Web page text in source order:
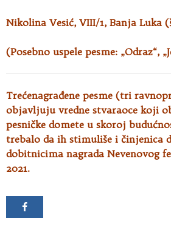
Nikolina Vesić, VIII/1, Banja Luka
(Posebno uspele pesme: „Odraz“,
Trećenagrađene pesme (tri
objavljuju vredne stvaraoce koji
pesničke domete u skoroj
trebalo da ih stimuliše i činjenica
dobitnicima nagrada Nevenovog
2021.